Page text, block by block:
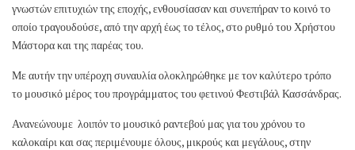
γνωστών επιτυχιών της εποχής, ενθουσίασαν και συνεπήραν το κοινό το
οποίο τραγουδούσε, από την αρχή έως το τέλος, στο ρυθμό του Χρήστου
Μάστορα και της παρέας του.
Με αυτήν την υπέροχη συναυλία ολοκληρώθηκε με τον καλύτερο τρόπο
το μουσικό μέρος του προγράμματος του φετινού Φεστιβάλ Κασσάνδρας.
Ανανεώνουμε λοιπόν το μουσικό ραντεβού μας για του χρόνου το
καλοκαίρι και σας περιμένουμε όλους, μικρούς και μεγάλους, στην